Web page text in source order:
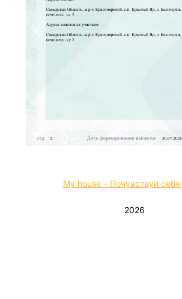
My house – Почувствуй
2026